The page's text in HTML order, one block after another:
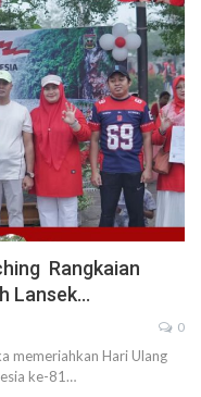
Rangkaian
Lansek…
0
memeriahkan Hari Ulang
ke-81…